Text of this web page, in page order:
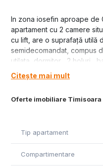
Oferte imobiliare Timisoara
In zona iosefin aproape de
apartament cu 2 camere
cu lift, are o suprafață utilă
semidecomandat, compus
utilata, dormitor , 2 holuri ,
apartamentului(9mp) , baie
proprie pe gaz, aer
incluse: masina de spalat
Citește mai mult
Tip apartament
Compartimentare